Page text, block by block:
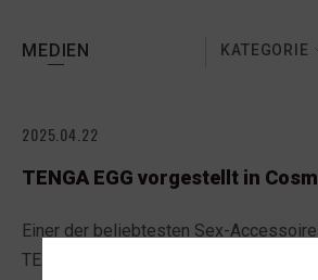
MEDIEN KATEGORIE
2025.04.22
TENGA EGG vorgestellt in
Einer der beliebtesten Sex-
TENGA EGG wurde von Cosmopolitan